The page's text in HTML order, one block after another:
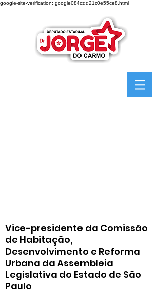
google-site-verification: google084cdd21c0e55ce8.html
Vice-presidente da Comissão
de Habitação,
Desenvolvimento e Reforma
Urbana da Assembleia
Legislativa do Estado de São
Paulo